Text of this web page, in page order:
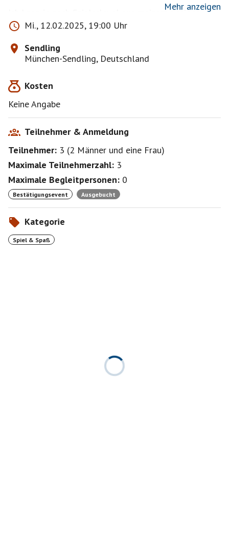
Ich kann je nach Spielerlevel aus meinem riesigen
Spieleregal eines "hervorzaubern":) Ich habe genug für
Vielspielende, Wenigspielende, u.a. auch viele neue
Spiele, die gemeinsam entdeckt werden können.
Nach der Bestätigung und wenn ich abschätzen kann,
uns über die Pinnwand absprechen
Wer hat Lust?
Mittwoch 12.2., 19.00 Uhr
München Sendling, U-Bahn Nähe.
zur Stärkung dazu.
Ich freue mich immer über Neuzugänge, bestätige aber
auch mir bekannte Spielerinnen und Spieler.
Mehr anzeigen
Mi., 12.02.2025, 19:00 Uhr
Sendling
München-Sendling, Deutschland
Kosten
Keine Angabe
Teilnehmer & Anmeldung
Teilnehmer: 3 (2 Männer und eine Frau)
Maximale Teilnehmerzahl: 3
Maximale Begleitpersonen: 0
Bestätigungsevent Ausgebucht
Kategorie
Spiel & Spaß